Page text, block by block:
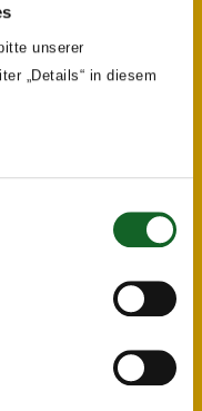
unserer
„Details“ in diesem